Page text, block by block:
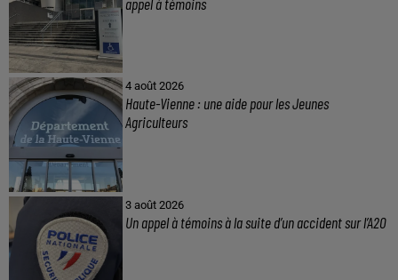
4 août 2026
Haute-Vienne : une aide pour les Jeunes
Agriculteurs
3 août 2026
Un appel à témoins à la suite d’un accident sur l’A20